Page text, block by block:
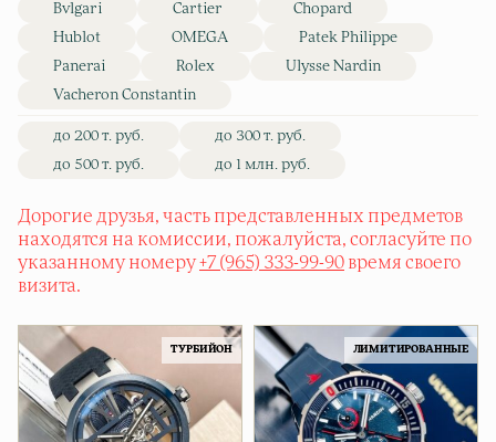
Bvlgari
Cartier
Chopard
Hublot
OMEGA
Patek Philippe
Panerai
Rolex
Ulysse Nardin
Vacheron Constantin
до 200 т. руб.
до 300 т. руб.
до 500 т. руб.
до 1 млн. руб.
Дорогие друзья, часть представленных предметов
находятся на комиссии, пожалуйста, согласуйте по
указанному номеру+7 (965) 333-99-90 время своего
визита.
ТУРБИЙОН ЛИМИТИРОВАННЫЕ